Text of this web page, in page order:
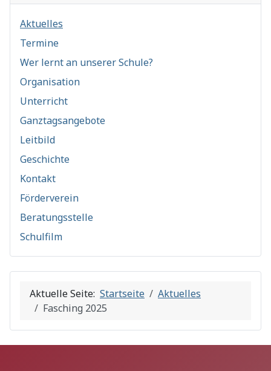
Aktuelles
Termine
Wer lernt an unserer Schule?
Organisation
Unterricht
Ganztagsangebote
Leitbild
Geschichte
Kontakt
Förderverein
Beratungsstelle
Schulfilm
Aktuelle Seite: Startseite
Aktuelles
Fasching 2025